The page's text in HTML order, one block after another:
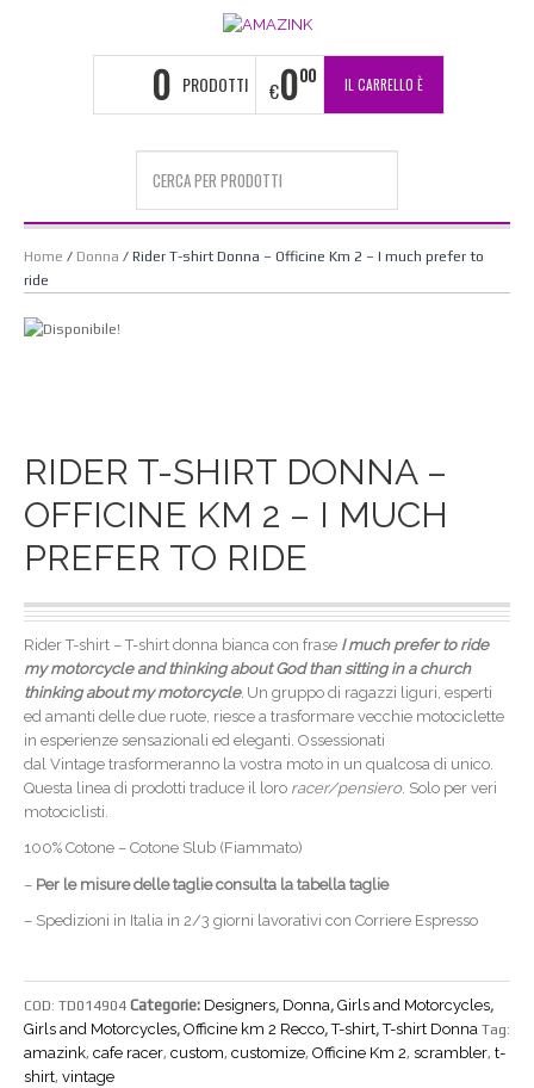
0 PRODOTTI €000 IL CARRELLO È
Home / Donna / Rider T-shirt Donna – Officine Km 2 – I much prefer to
ride
RIDER T-SHIRT DONNA –
OFFICINE KM 2 – I MUCH
PREFER TO RIDE
Rider T-shirt – T-shirt donna bianca con frase I much prefer to ride
my motorcycle and thinking about God than sitting in a church
thinking about my motorcycle. Un gruppo di ragazzi liguri, esperti
ed amanti delle due ruote, riesce a trasformare vecchie motociclette
in esperienze sensazionali ed eleganti. Ossessionati
dal Vintage trasformeranno la vostra moto in un qualcosa di unico.
Questa linea di prodotti traduce il loro racer/pensiero. Solo per veri
motociclisti.
100% Cotone – Cotone Slub (Fiammato)
– Per le misure delle taglie consulta la tabella taglie
– Spedizioni in Italia in 2/3 giorni lavorativi con Corriere Espresso
COD: TD014904 Categorie: Designers, Donna, Girls and Motorcycles,
Girls and Motorcycles, Officine km 2 Recco,T-shirt,T-shirt Donna Tag:
amazink, cafe racer, custom, customize, Officine Km 2, scrambler, t-
shirt, vintage